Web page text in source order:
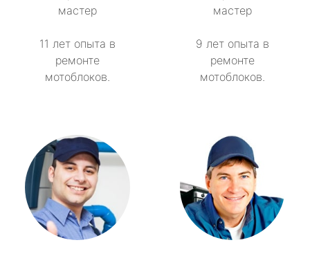
метро Профсоюзная
метро Речной вокзал
метро Семеновская
метро Спортивная
метро Спартак
мастер
11 лет опыта в
ремонте
мотоблоков.
мастер
9 лет опыта в
ремонте
мотоблоков.